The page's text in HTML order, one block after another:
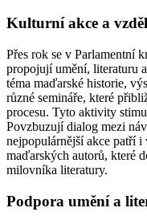
Kulturní akce a
Přes rok se v Parlamentní
propojují umění, literaturu
téma maďarské historie,
různé semináře, které
procesu. Tyto aktivity
Povzbuzují dialog mezi
nejpopulárnější akce patří i
maďarských autorů, které
milovníka literatury.
Podpora umění a